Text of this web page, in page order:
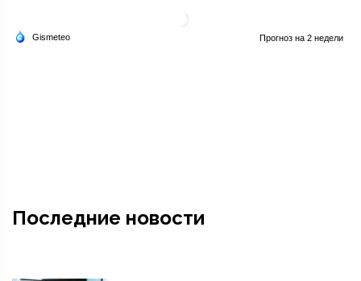
Последние новости